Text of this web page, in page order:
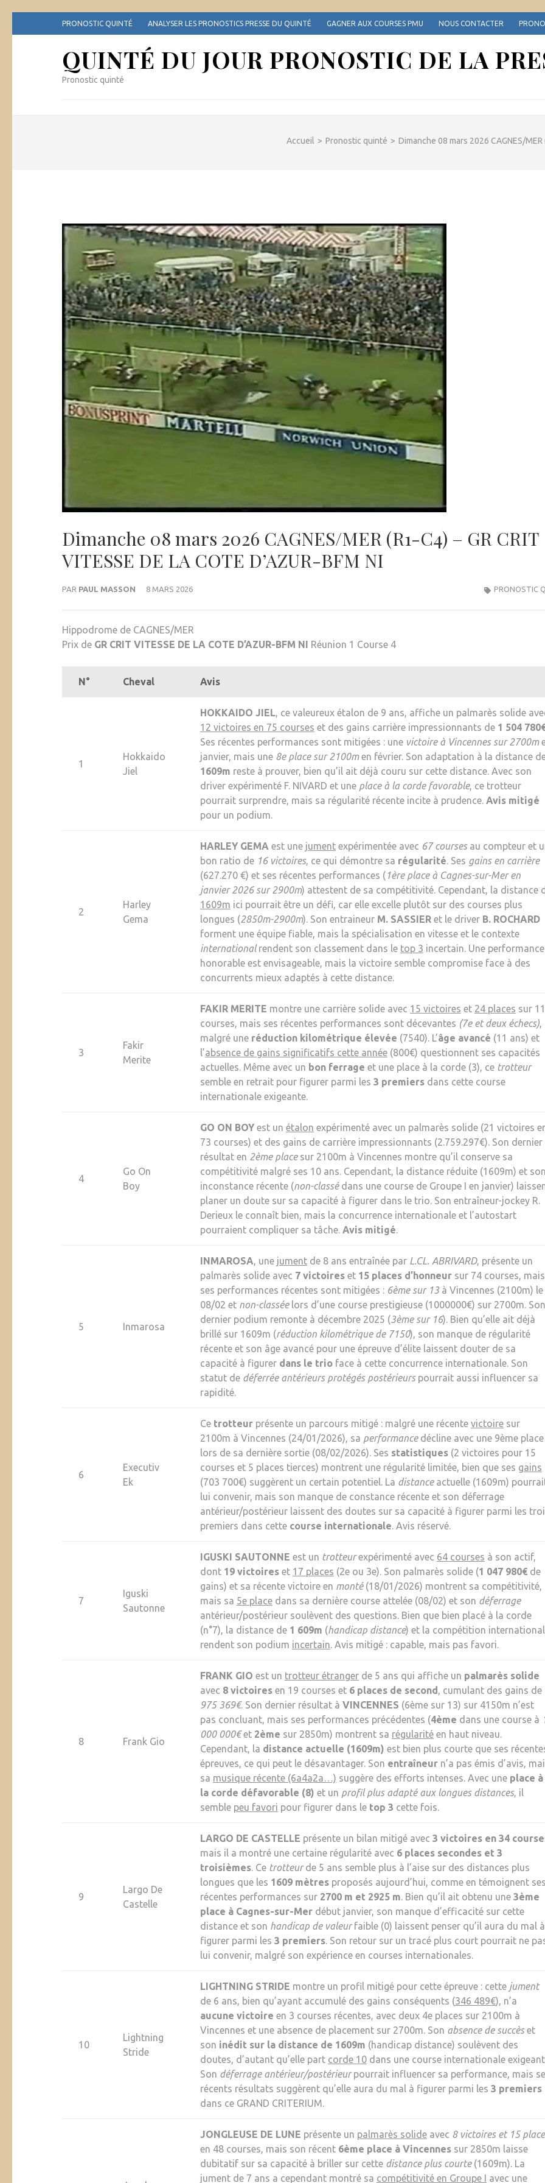
au
PRONOSTIC QUINTÉ ANALYSER LES PRONOSTICS PRESSE DU QUINTÉ GAGNER AUX COURSES PMU NOUS CONTACTER
QUINTÉ DU JOUR PRONOSTIC DE LA
Pronostic quinté
Accueil > Pronostic quinté > Dimanche 08 mars 2026 CAGNES/MER
Dimanche 08 mars 2026 CAGNES/MER (R1-C4) – GR CRIT
VITESSE DE LA COTE D’AZUR-BFM NI
PAR PAUL MASSON 8 MARS 2026 PRONOSTIC
Hippodrome de CAGNES/MER
Prix de GR CRIT VITESSE DE LA COTE D’AZUR-BFM NI Réunion 1 Course 4
N° Cheval Avis
1
Hokkaido
Jiel
HOKKAIDO JIEL, ce valeureux étalon de 9 ans, affiche un palmarès solide
12 victoires en 75 courses et des gains carrière impressionnants de 1 504
Ses récentes performances sont mitigées : une victoire à Vincennes sur 2700m
janvier, mais une 8e place sur 2100men février. Son adaptation à la distance
1609m reste à prouver, bien qu’il ait déjà couru sur cette distance. Avec son
driver expérimenté F. NIVARD et une place à la corde favorable, ce trotteur
pourrait surprendre, mais sa régularité récente incite à prudence. Avis mitigé
pour un podium.
2
Harley
Gema
HARLEY GEMA est une jumentexpérimentée avec 67 coursesau compteur et
bon ratio de 16 victoires, ce qui démontre sa régularité. Ses gains en carrière
(627.270 €) et ses récentes performances (1ère place à Cagnes-sur-Mer en
janvier 2026 sur 2900m) attestent de sa compétitivité. Cependant, la distance
1609m ici pourrait être un défi, car elle excelle plutôt sur des courses plus
longues (2850m-2900m). Son entraineur M. SASSIERet le driver B. ROCHARD
forment une équipe fiable, mais la spécialisation en vitesse et le contexte
internationalrendent son classement dans le top 3 incertain. Une performance
honorable est envisageable, mais la victoire semble compromise face à des
concurrents mieux adaptés à cette distance.
3
Fakir
Merite
FAKIR MERITE montre une carrière solide avec 15 victoires et 24 places sur
courses, mais ses récentes performances sont décevantes (7e et deux échecs),
malgré une réduction kilométrique élevée (7540). L’âge avancé (11 ans) et
l’absence de gains significatifs cette année(800€) questionnent ses capacités
actuelles. Même avec un bon ferrage et une place à la corde (3), ce trotteur
semble en retrait pour figurer parmi les 3 premiersdans cette course
internationale exigeante.
4
Go On
Boy
GO ON BOYest un étalon expérimenté avec un palmarès solide (21 victoires
73 courses) et des gains de carrière impressionnants (2.759.297€). Son dernier
résultat en 2ème placesur 2100m à Vincennes montre qu’il conserve sa
compétitivité malgré ses 10 ans. Cependant, la distance réduite (1609m) et son
inconstance récente (non-classédans une course de Groupe I en janvier)
planer un doute sur sa capacité à figurer dans le trio. Son entraîneur-jockey R.
Derieux le connaît bien, mais la concurrence internationale et l’autostart
pourraient compliquer sa tâche. Avis mitigé.
5 Inmarosa
INMAROSA, une jumentde 8 ans entraînée par L.CL. ABRIVARD, présente un
palmarès solide avec 7 victoireset 15 places d’honneursur 74 courses, mais
ses performances récentes sont mitigées : 6ème sur 13à Vincennes (2100m) le
08/02 et non-classéelors d’une course prestigieuse (1000000€) sur 2700m. Son
dernier podium remonte à décembre 2025 (3ème sur 16). Bien qu’elle ait déjà
brillé sur 1609m (réduction kilométrique de 7150), son manque de régularité
récente et son âge avancé pour une épreuve d’élite laissent douter de sa
capacité à figurer dans le trioface à cette concurrence internationale. Son
statut de déferrée antérieurs protégés postérieurspourrait aussi influencer sa
rapidité.
6
Executiv
Ek
Ce trotteurprésente un parcours mitigé : malgré une récente victoiresur
2100m à Vincennes (24/01/2026), sa performancedécline avec une 9ème place
lors de sa dernière sortie (08/02/2026). Ses statistiques(2 victoires pour 15
courses et 5 places tierces) montrent une régularité limitée, bien que ses gains
(703 700€) suggèrent un certain potentiel. La distanceactuelle (1609m)
lui convenir, mais son manque de constance récente et son déferrage
antérieur/postérieur laissent des doutes sur sa capacité à figurer parmi les
premiers dans cette course internationale. Avis réservé.
7
Iguski
Sautonne
IGUSKI SAUTONNE est un trotteurexpérimenté avec 64 courses à son actif,
dont 19 victoireset 17 places (2e ou 3e). Son palmarès solide (1 047 980€de
gains) et sa récente victoire en monté(18/01/2026) montrent sa compétitivité,
mais sa 5e placedans sa dernière course attelée (08/02) et son déferrage
antérieur/postérieur soulèvent des questions. Bien que bien placé à la corde
(n°7), la distance de 1 609m (handicap distance) et la compétition
rendent son podium incertain. Avis mitigé : capable, mais pas favori.
8 Frank Gio
FRANK GIO est un trotteur étrangerde 5 ans qui affiche un palmarès solide
avec 8 victoiresen 19 courses et 6 places de second, cumulant des gains de
975 369€. Son dernier résultat à VINCENNES (6ème sur 13) sur 4150m n’est
pas concluant, mais ses performances précédentes (4ème dans une course à
000 000€et 2ème sur 2850m) montrent sa régularitéen haut niveau.
Cependant, la distance actuelle (1609m) est bien plus courte que ses
épreuves, ce qui peut le désavantager. Son entraîneurn’a pas émis d’avis,
sa musique récente (6a4a2a…) suggère des efforts intenses. Avec une place à
la corde défavorable (8) et un profil plus adapté aux longues distances, il
semble peu favori pour figurer dans le top 3 cette fois.
9
Largo De
Castelle
LARGO DE CASTELLE présente un bilan mitigé avec 3 victoires en 34
mais il a montré une certaine régularité avec 6 places secondes et 3
troisièmes. Ce trotteurde 5 ans semble plus à l’aise sur des distances plus
longues que les 1609 mètresproposés aujourd’hui, comme en témoignent ses
récentes performances sur 2700 m et 2925 m. Bien qu’il ait obtenu une 3ème
place à Cagnes-sur-Merdébut janvier, son manque d’efficacité sur cette
distance et son handicap de valeurfaible (0) laissent penser qu’il aura du mal à
figurer parmi les 3 premiers. Son retour sur un tracé plus court pourrait ne
lui convenir, malgré son expérience en courses internationales.
10
Lightning
Stride
LIGHTNING STRIDE montre un profil mitigé pour cette épreuve : cette jument
de 6 ans, bien qu’ayant accumulé des gains conséquents (346 489€), n’a
aucune victoire en 3 courses récentes, avec deux 4e places sur 2100m à
Vincennes et une absence de placement sur 2700m. Son absence de succèset
son inédit sur la distance de 1609m (handicap distance) soulèvent des
doutes, d’autant qu’elle part corde 10dans une course internationale
Son déferrage antérieur/postérieurpourrait influencer sa performance, mais
récents résultats suggèrent qu’elle aura du mal à figurer parmi les 3 premiers
dans ce GRAND CRITERIUM.
JONGLEUSE DE LUNE présente un palmarès solideavec 8 victoires et 15
en 48 courses, mais son récent 6ème place à Vincennessur 2850m laisse
dubitatif sur sa capacité à briller sur cette distance plus courte(1609m). La
jument de 7 ans a cependant montré sa compétitivité en Groupe I avec une